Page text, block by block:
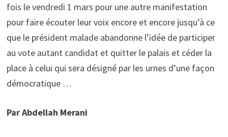
fois le vendredi 1 mars pour une autre manifestation
pour faire écouter leur voix encore et encore jusqu’à ce
que le président malade abandonne l’idée de participer
au vote autant candidat et quitter le palais et céder la
place à celui qui sera désigné par les urnes d’une façon
démocratique …
Par Abdellah Merani